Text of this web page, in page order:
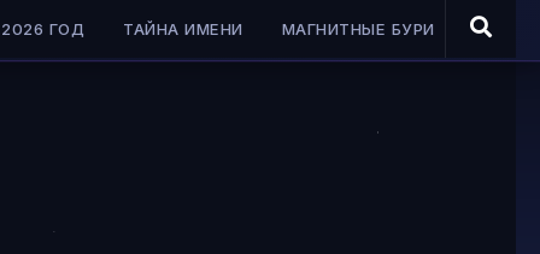
ГОД ТАЙНА ИМЕНИ МАГНИТНЫЕ БУРИ